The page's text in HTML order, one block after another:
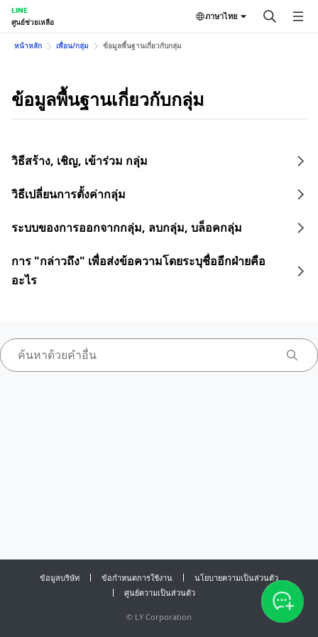
LINE
ศูนย์ช่วยเหลือ
ภาษาไทย
หน้าหลัก เพื่อน/กลุ่ม ข้อมูลพื้นฐานเกี่ยวกับกลุ่ม
ข้อมูลพื้นฐานเกี่ยวกับกลุ่ม
วิธีสร้าง, เชิญ, เข้าร่วม กลุ่ม
วิธีเปลี่ยนการตั้งค่ากลุ่ม
ระบบของการออกจากกลุ่ม, ลบกลุ่ม, บล็อคกลุ่ม
การ "กล่าวถึง" เพื่อส่งข้อความโดยระบุชื่ออีกฝ่ายคือ
อะไร
ข้อมูลบริษัท ข้อกำหนดการใช้งาน
นโยบายความเป็นส่วนตัว
ศูนย์ความเป็นส่วนตัว
© LY Corporation